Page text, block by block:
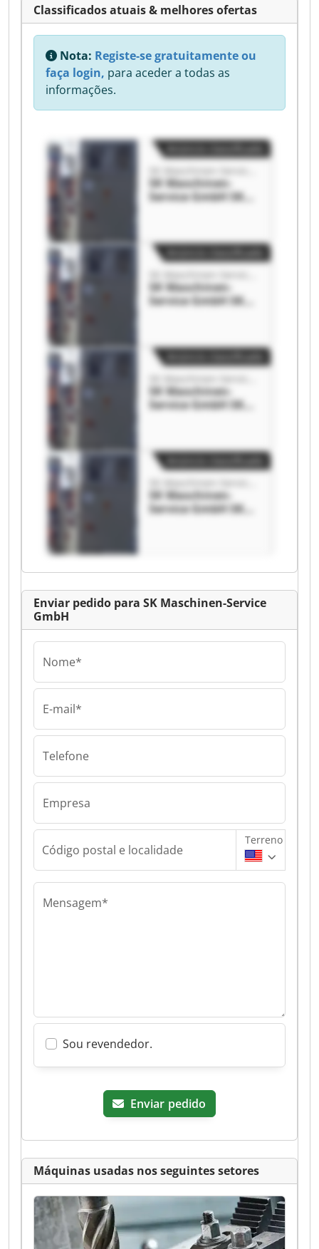
Classificados atuais & melhores ofertas
Nota: Registe-se gratuitamente ou
faça login, para aceder a todas as
informações.
SK Maschinen-
Service GmbH SK
SK Maschinen-
Service GmbH SK
SK Maschinen-
Service GmbH SK
SK Maschinen-
Service GmbH SK
Enviar pedido para SK Maschinen-Service
GmbH
Nome*
E-mail*
Telefone
Empresa
Código postal e localidade
Terreno
Mensagem*
Sou revendedor.
Enviar pedido
Máquinas usadas nos seguintes setores